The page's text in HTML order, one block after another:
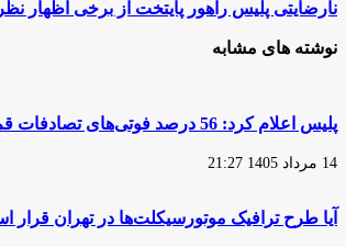
اصغر
شریفی:
طرح
توقیف
سنگین
و
شکن
تهران
ادامه
نارضایتی
راهور
پایتخت
اظهار
نظرها!
نارضایتی پلیس راهور پایتخت از برخی اظهار
نوشته های مشابه
پلیس اعلام کرد: 56 درصد فوتی‌های تصادفات قم را راکبان موتورسیکلت تشکیل می‌دهند
14 مرداد 1405 21:27
آیا طرح ترافیک موتورسیکلت‌ها در تهران قرار